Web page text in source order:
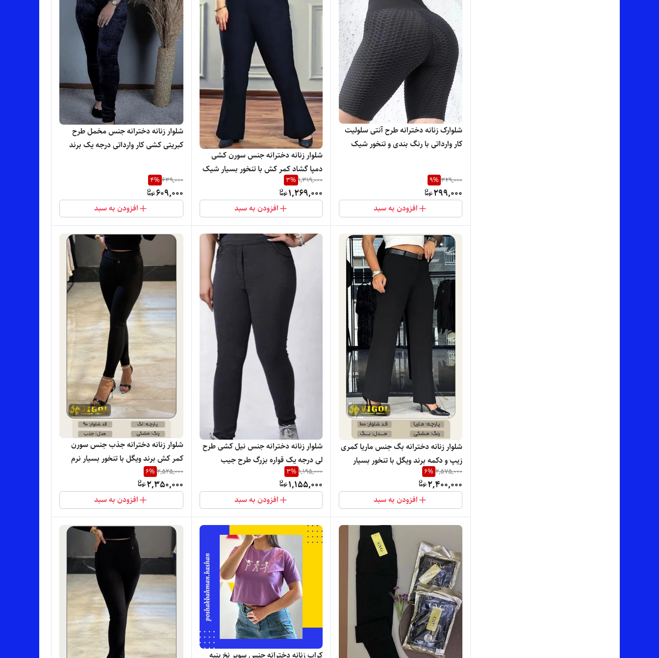
شلوارک زنانه دخترانه طرح آنتی سلولیت
کار وارداتی با رنگ بندی و تنخور شیک
329,000
9%
299,000
افزودن به سبد
شلوار زنانه دخترانه جنس سورن کشی
دمپا گشاد کمر کش با تنخور بسیار شیک
و راحت
1,319,000
3%
1,269,000
افزودن به سبد
شلوار زنانه دخترانه جنس مخمل طرح
کبریتی کشی کار وارداتی درجه یک برند
و زمستون
639,000
4%
609,000
افزودن به سبد
شلوار زنانه دخترانه بگ جنس ماریا کمری
زیپ و دکمه برند ویگل با تنخور بسیار
سبک راحت و شیک
2,575,000
6%
2,400,000
افزودن به سبد
شلوار زنانه دخترانه جنس نیل کشی طرح
لی درجه یک قواره بزرگ طرح جیب
کمرکش با تنخور شیک و راحت
1,195,000
3%
1,155,000
افزودن به سبد
شلوار زنانه دخترانه جذب جنس سورن
کمر کش برند ویگل با تنخور بسیار نرم
راحت و شیک
2,525,000
6%
2,350,000
افزودن به سبد
کراپ زنانه دخترانه جنس سوپر نخ پنبه